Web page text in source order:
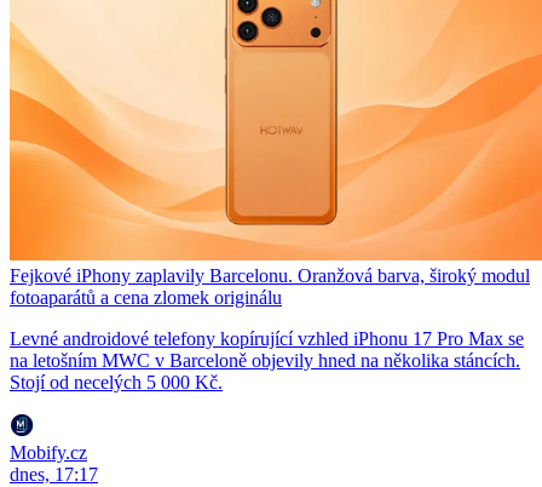
Fejkové iPhony zaplavily Barcelonu. Oranžová barva, široký modul
fotoaparátů a cena zlomek originálu
Levné androidové telefony kopírující vzhled iPhonu 17 Pro Max se
na letošním MWC v Barceloně objevily hned na několika stáncích.
Stojí od necelých 5 000 Kč.
Mobify.cz
dnes, 17:17